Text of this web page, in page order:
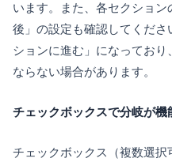
います。また、各セクショ
後」の設定も確認してくだ
ションに進む」になってお
ならない場合があります。
チェックボックスで分岐が機
チェックボックス（複数選